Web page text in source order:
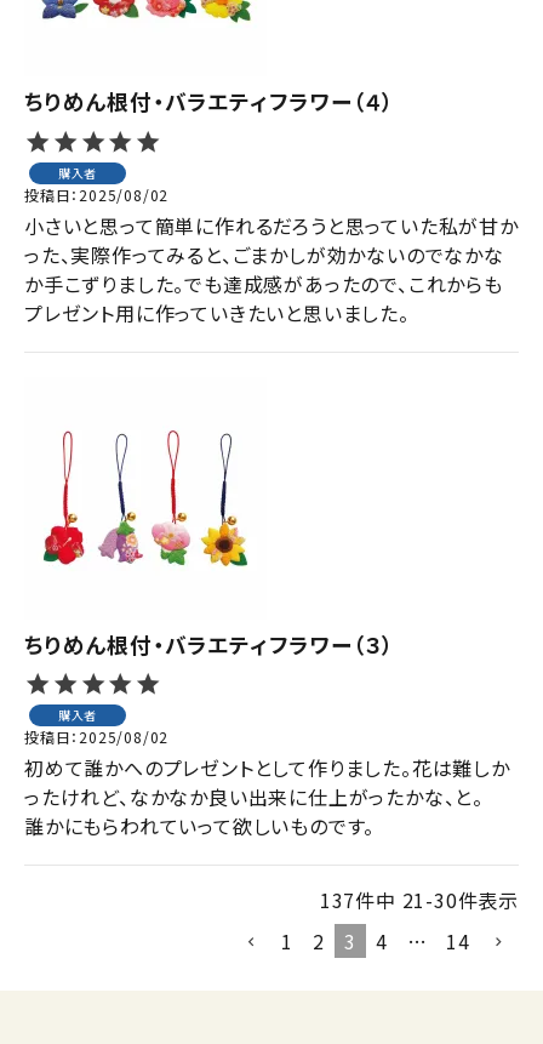
ちりめん根付・バラエティフラワー（４）
購入者
投稿日 2025/08/02
小さいと思って簡単に作れるだろうと思っていた私が甘か
った、実際作ってみると、ごまかしが効かないのでなかな
か手こずりました。でも達成感があったので、これからも
プレゼント用に作っていきたいと思いました。
ちりめん根付・バラエティフラワー（３）
購入者
投稿日 2025/08/02
初めて誰かへのプレゼントとして作りました。花は難しか
ったけれど、なかなか良い出来に仕上がったかな、と。
誰かにもらわれていって欲しいものです。
137件中 21-30件表示
1
2 3 4 … 14